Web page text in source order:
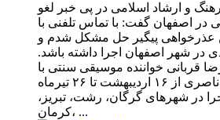
و ارشاد اسلامی در پی خبر لغو
در اصفهان گفت: با تماس تلفنی با
عذرخواهی پیگیر حل مشکل شدم و
در شهر اصفهان اجرا داشته باشد.
قربانی خواننده موسیقی سنتی با
مدیریت هنری حسام ناصری از ۱۶ اردیبهشت تا ۲۶ تیرماه
طی ۳۰ اجرا در شهرهای گرگان، رشت، تبریز،
کرمان، ...